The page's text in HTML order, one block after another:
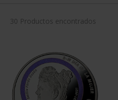
30 Productos encontrados